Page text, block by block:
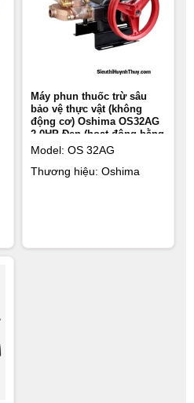
Máy phun thuốc trừ sâu
bảo vệ thực vật (không
động cơ) Oshima OS32AG
2.0HP Đen (hoạt động bằng
sức kéo động cơ) (thân
Model: OS 32AG
Thương hiệu: Oshima